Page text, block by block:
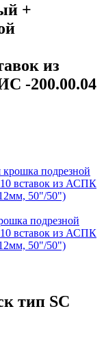
+
из
-200.00.04
подрезной
вставок из АСПК
50"/50")
тип SC